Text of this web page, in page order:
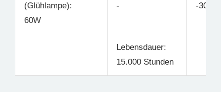
(Glühlampe):
60W
-
-30°C
Lebensdauer:
15.000 Stunden